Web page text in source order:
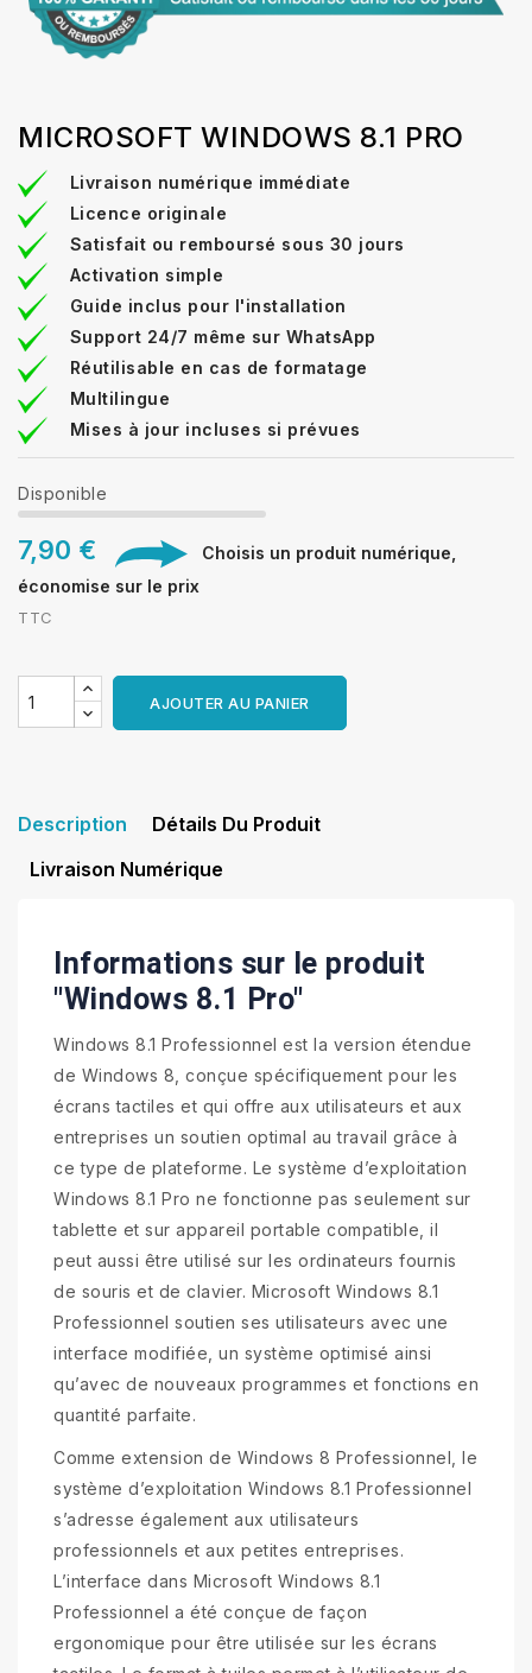
MICROSOFT WINDOWS 8.1 PRO
Livraison numérique immédiate
Licence originale
Satisfait ou remboursé sous 30 jours
Activation simple
Guide inclus pour l'installation
Support 24/7 même sur WhatsApp
Réutilisable en cas de formatage
Multilingue
Mises à jour incluses si prévues
Disponible
7,90 €
Choisis un produit numérique,
économise sur le prix
TTC
AJOUTER AU PANIER
Description
Détails Du Produit
Livraison Numérique
Informations sur le produit
"Windows 8.1 Pro"
Windows 8.1 Professionnel est la version étendue
de Windows 8, conçue spécifiquement pour les
écrans tactiles et qui offre aux utilisateurs et aux
entreprises un soutien optimal au travail grâce à
ce type de plateforme. Le système d’exploitation
Windows 8.1 Pro ne fonctionne pas seulement sur
tablette et sur appareil portable compatible, il
peut aussi être utilisé sur les ordinateurs fournis
de souris et de clavier. Microsoft Windows 8.1
Professionnel soutien ses utilisateurs avec une
interface modifiée, un système optimisé ainsi
qu’avec de nouveaux programmes et fonctions en
quantité parfaite.
Comme extension de Windows 8 Professionnel, le
système d’exploitation Windows 8.1 Professionnel
s’adresse également aux utilisateurs
professionnels et aux petites entreprises.
L’interface dans Microsoft Windows 8.1
Professionnel a été conçue de façon
ergonomique pour être utilisée sur les écrans